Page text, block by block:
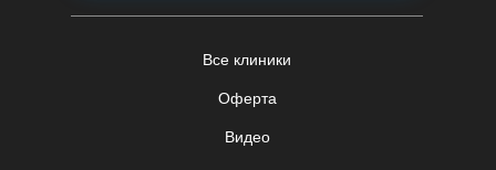
Оферта
Видео
Все клиники